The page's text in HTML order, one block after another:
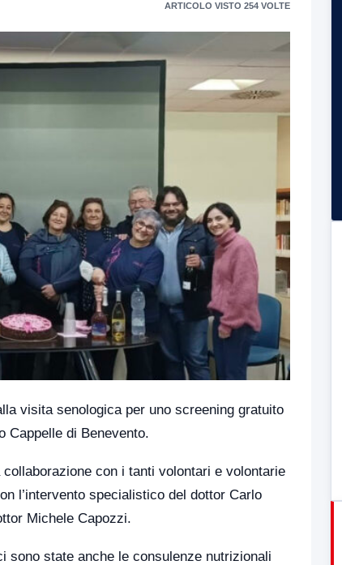
ARTICOLO VISTO 254 VOLTE
visita senologica per uno screening gratuito
Cappelle di Benevento.
con i tanti volontari e volontarie
l’intervento specialistico del dottor Carlo
Michele Capozzi.
sono state anche le consulenze nutrizionali